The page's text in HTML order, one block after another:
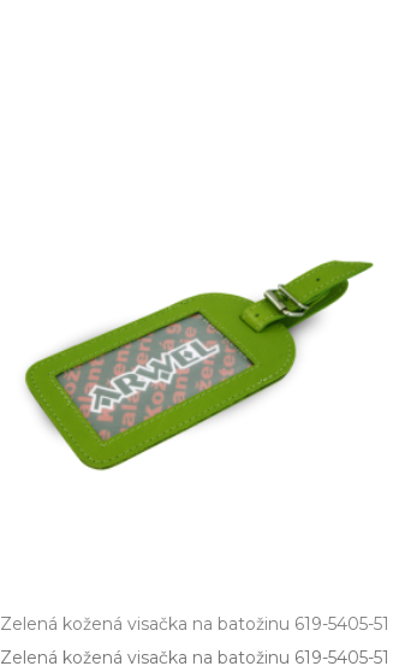
Zelená kožená visačka na batožinu 619-5405-51
Zelená kožená visačka na batožinu 619­-5405­-51